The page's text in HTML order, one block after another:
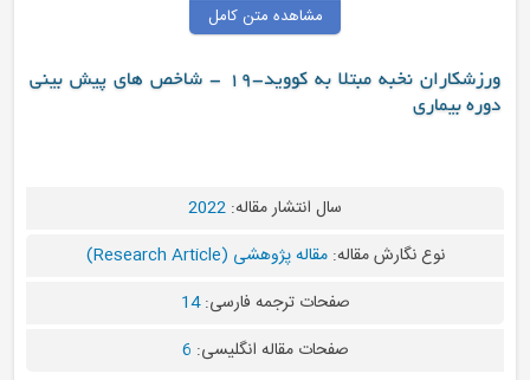
مشاهده متن کامل
ورزشکاران نخبه مبتلا به کووید-19 - شاخص های پیش بینی
سال انتشار مقاله:2022
نوع نگارش مقاله:مقاله پژوهشی (Research Article)
صفحات ترجمه فارسی:14
صفحات مقاله انگلیسی:6